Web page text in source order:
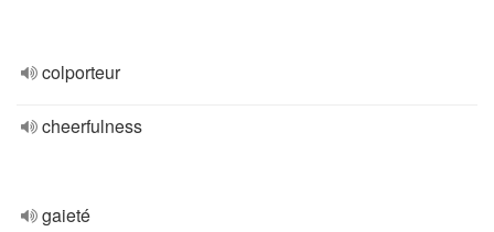
colporteur
cheerfulness
gaieté